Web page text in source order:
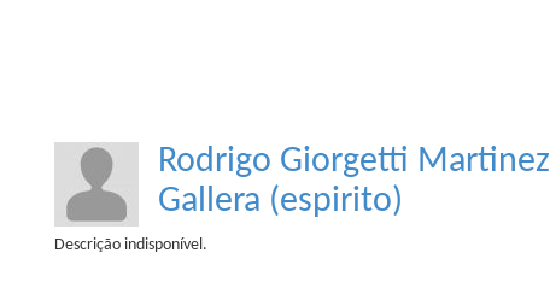
Rodrigo Giorgetti Martinez
Gallera (espirito)
Descrição indisponível.